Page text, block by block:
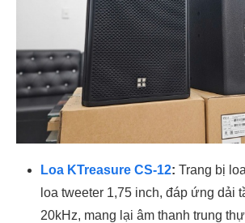
Loa KTreasure CS-12: Trang bị
loa tweeter 1,75 inch, đáp ứng dải
20kHz, mang lại âm thanh trung